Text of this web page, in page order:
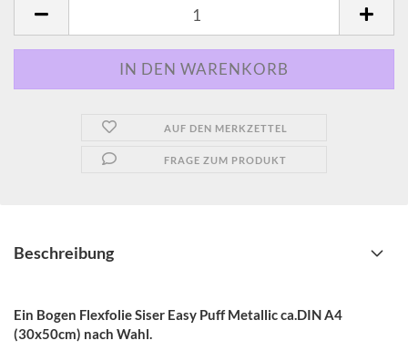
AUF DEN MERKZETTEL
FRAGE ZUM PRODUKT
Beschreibung
Ein Bogen Flexfolie Siser Easy Puff Metallic ca.DIN A4
(30x50cm) nach Wahl.